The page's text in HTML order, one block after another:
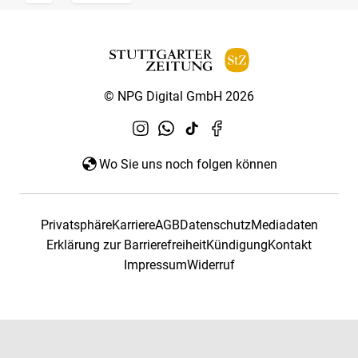
© NPG Digital GmbH 2026
Wo Sie uns noch folgen können
PrivatsphäreKarriereAGBDatenschutzMediadaten
Erklärung zur BarrierefreiheitKündigungKontakt
ImpressumWiderruf